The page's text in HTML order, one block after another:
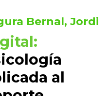
Bernal, Jordi
al